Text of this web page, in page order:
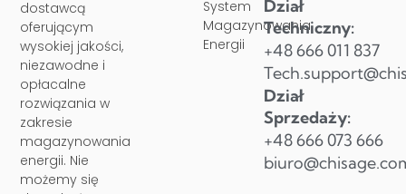
dostawcą
oferującym
wysokiej jakości,
niezawodne i
opłacalne
rozwiązania w
zakresie
magazynowania
energii. Nie
możemy się
System
Magazynowania
Energii
Dział
Techniczny:
+48 666 011 837
Dział
Sprzedaży:
+48 666 073 666